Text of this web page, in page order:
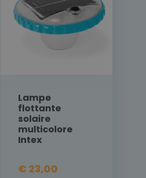
Lampe
flottante
solaire
multicolore
Intex
€ 23,00